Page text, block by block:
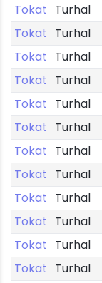
Tokat Turhal
Tokat Turhal
Tokat Turhal
Tokat Turhal
Tokat Turhal
Tokat Turhal
Tokat Turhal
Tokat Turhal
Tokat Turhal
Tokat Turhal
Tokat Turhal
Tokat Turhal